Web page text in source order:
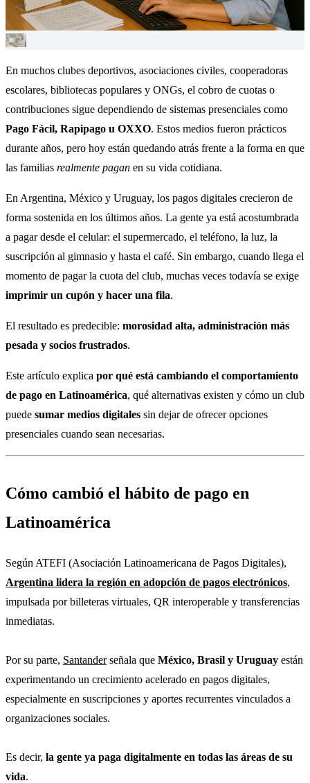
En muchos clubes deportivos, asociaciones civiles, cooperadoras
escolares, bibliotecas populares y ONGs, el cobro de cuotas o
contribuciones sigue dependiendo de sistemas presenciales como
Pago Fácil, Rapipago u OXXO. Estos medios fueron prácticos
durante años, pero hoy están quedando atrás frente a la forma en que
las familias realmente pagan en su vida cotidiana.
En Argentina, México y Uruguay, los pagos digitales crecieron de
forma sostenida en los últimos años. La gente ya está acostumbrada
a pagar desde el celular: el supermercado, el teléfono, la luz, la
suscripción al gimnasio y hasta el café. Sin embargo, cuando llega el
momento de pagar la cuota del club, muchas veces todavía se exige
imprimir un cupón y hacer una fila.
El resultado es predecible: morosidad alta, administración más
pesada y socios frustrados.
Este artículo explica por qué está cambiando el comportamiento
de pago en Latinoamérica, qué alternativas existen y cómo un club
puede sumar medios digitales sin dejar de ofrecer opciones
presenciales cuando sean necesarias.
Cómo cambió el hábito de pago en
Latinoamérica
Según ATEFI (Asociación Latinoamericana de Pagos Digitales),
Argentina lidera la región en adopción de pagos electrónicos,
impulsada por billeteras virtuales, QR interoperable y transferencias
inmediatas.
Por su parte, Santanderseñala que México, Brasil y Uruguay están
experimentando un crecimiento acelerado en pagos digitales,
especialmente en suscripciones y aportes recurrentes vinculados a
organizaciones sociales.
Es decir, la gente ya paga digitalmente en todas las áreas de su
vida.